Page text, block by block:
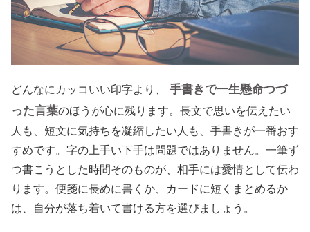
どんなにカッコいい印字より、
手書きで一生懸命つづ
った言葉のほうが心に残ります。長文で思いを伝えたい
人も、短文に気持ちを凝縮したい人も、手書きが一番おす
すめです。字の上手い下手は問題ではありません。一筆ず
つ書こうとした時間そのものが、相手には愛情として伝わ
ります。便箋に長めに書くか、カードに短くまとめるか
は、自分が落ち着いて書ける方を選びましょう。